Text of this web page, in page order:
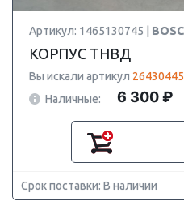
Артикул: 1465130745 |
КОРПУС ТНВД
Вы искали артикул 26430445
Наличные:
6 300 ₽
Срок поставки: В наличии